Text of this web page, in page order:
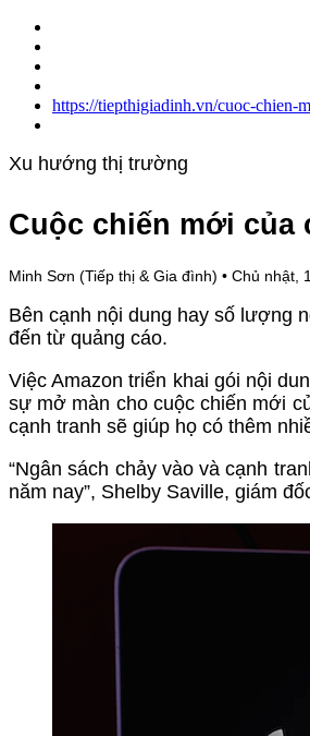
https://tiepthigiadinh.vn/cuoc-chien-
Xu hướng thị trường
Cuộc chiến mới của
Minh Sơn (Tiếp thị & Gia đình) • Chủ nhật,
Bên cạnh nội dung hay số lượng
đến từ quảng cáo.
Việc Amazon triển khai gói nội
sự mở màn cho cuộc chiến mới
cạnh tranh sẽ giúp họ có thêm
“Ngân sách chảy vào và cạnh
năm nay”, Shelby Saville, giám